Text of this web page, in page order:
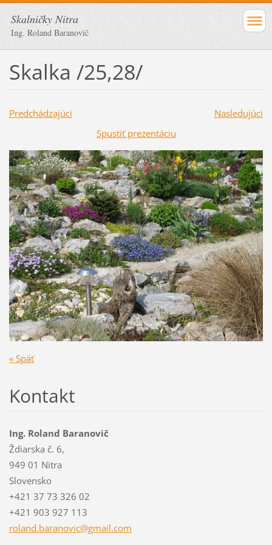
Skalničky Nitra
Ing. Roland Baranovič
Skalka /25,28/
Predchádzajúci
Nasledujúci
Spustiť prezentáciu
« Späť
Kontakt
Ing. Roland Baranovič
Ždiarska č. 6,
949 01 Nitra
Slovensko
+421 37 73 326 02
+421 903 927 113
roland.baranovic@gmail.com